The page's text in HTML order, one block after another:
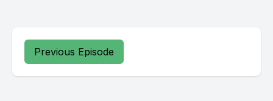
Previous Episode